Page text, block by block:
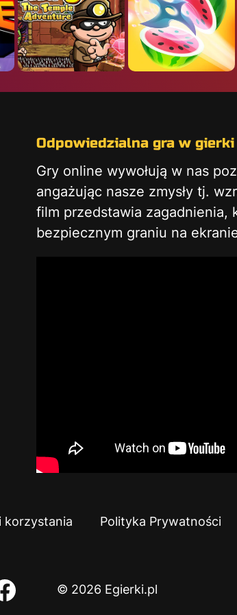
Odpowiedzialna gra w
Gry online wywołują w nas
angażując nasze zmysły tj.
film przedstawia zagadnienia,
bezpiecznym graniu na
korzystania Polityka Prywatności
© 2026 Egierki.pl